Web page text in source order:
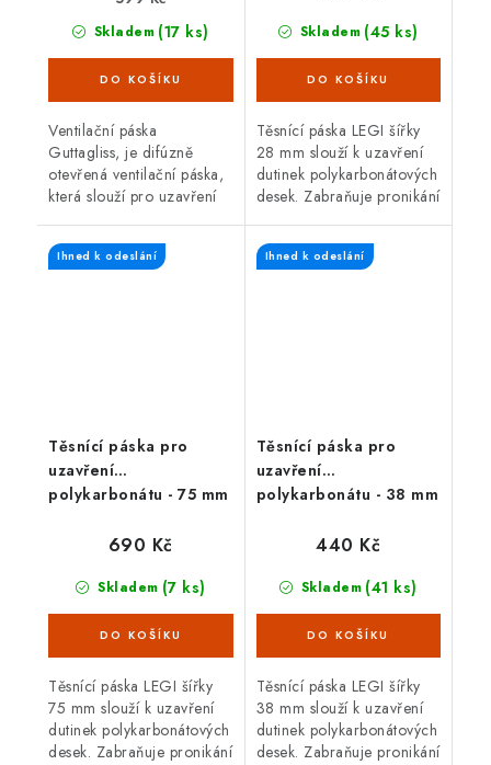
Skladem (17 ks)
Ventilační páska
Guttagliss, je difúzně
otevřená ventilační páska,
která slouží pro uzavření
dutinkových desek.
Zabraňuje pronikání
Skladem (45 ks)
Těsnící páska LEGI šířky
28 mm slouží k uzavření
dutinek polykarbonátových
desek. Zabraňuje pronikání
hmyzu a řasám.
Zdvojnásobuje životnost
Těsnící páska pro
uzavření
polykarbonátu - 75 mm
Ihned k odeslání
Skladem (7 ks)
690 Kč
Těsnící páska LEGI šířky
75 mm slouží k uzavření
dutinek polykarbonátových
desek. Zabraňuje pronikání
Těsnící páska pro
uzavření
polykarbonátu - 38 mm
Ihned k odeslání
Skladem (41 ks)
440 Kč
Těsnící páska LEGI šířky
38 mm slouží k uzavření
dutinek polykarbonátových
desek. Zabraňuje pronikání